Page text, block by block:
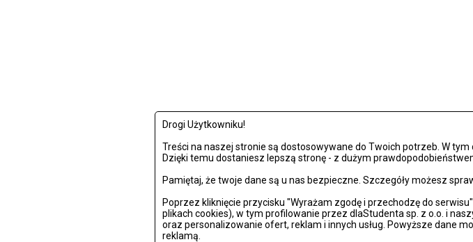
Drogi Użytkowniku!
Treści na naszej stronie są dostosowywane do Twoich potrzeb. W
Dzięki temu dostaniesz lepszą stronę - z dużym
Pamiętaj, że twoje dane są u nas bezpieczne. Szczegóły możesz
Poprzez kliknięcie przycisku "Wyrażam zgodę i przechodzę do
plikach cookies), w tym profilowanie przez dlaStudenta sp. z o.o. i
oraz personalizowanie ofert, reklam i innych usług. Powyższe dane
reklamą.